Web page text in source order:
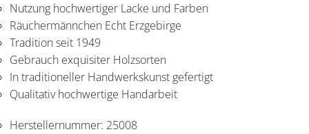
Nutzung hochwertiger Lacke und Farben
Räuchermännchen Echt Erzgebirge
Tradition seit 1949
Gebrauch exquisiter Holzsorten
In traditioneller Handwerkskunst gefertigt
Qualitativ hochwertige Handarbeit
Herstellernummer: 25008